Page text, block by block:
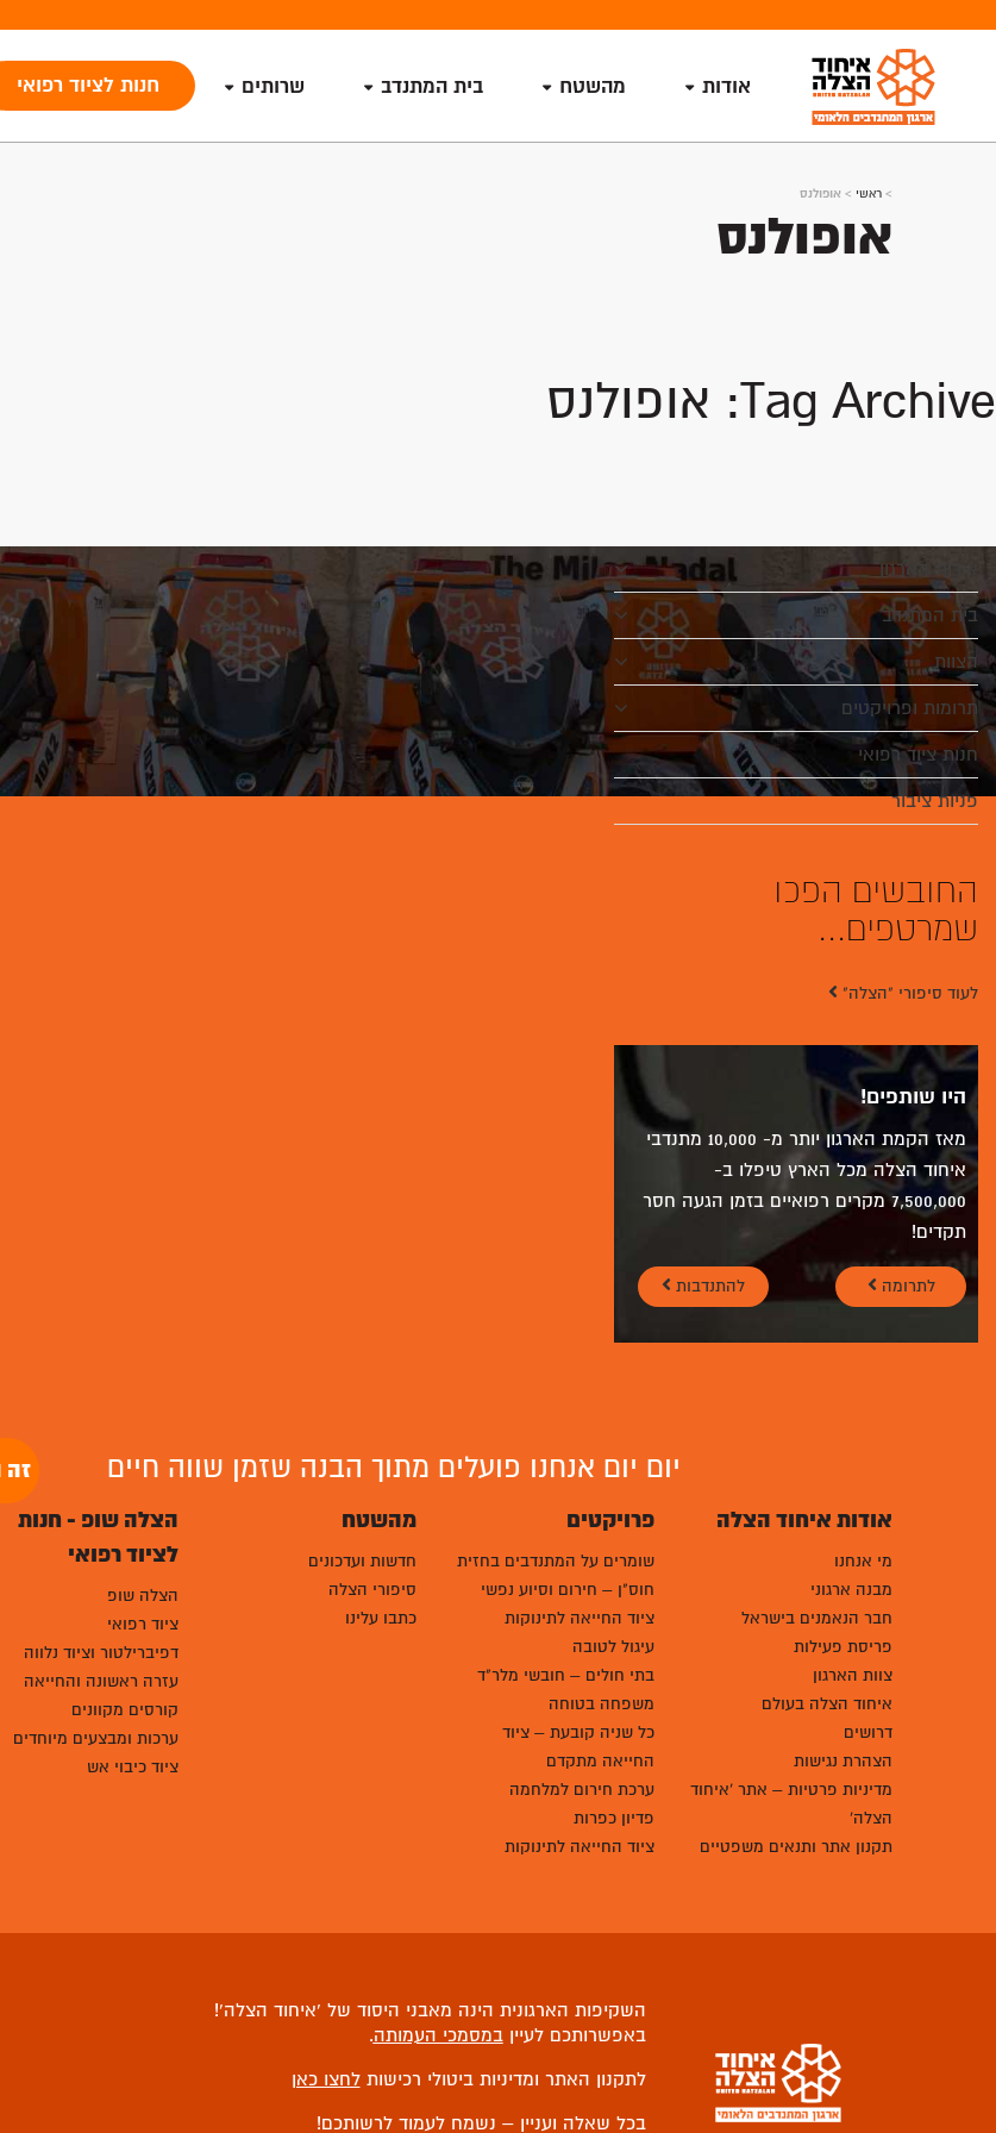
אודות מהשטח בית המתנדב שרותים חנות לציוד רפואי
> ראשי > אופולנס
אופולנס
Tag Archive: אופולנס
אודות הארגון
בית המתנדב
הצוות
תרומות ופרויקטים
חנות ציוד רפואי
פניות ציבור
החובשים הפכו
שמרטפים...
לעוד סיפורי "הצלה"
היו שותפים!
מאז הקמת הארגון יותר מ- 10,000 מתנדבי
איחוד הצלה מכל הארץ טיפלו ב-
7,500,000 מקרים רפואיים בזמן הגעה חסר
תקדים!
לתרומה להתנדבות
יום יום אנחנו פועלים מתוך הבנה שזמן שווה חיים
זה
אודות איחוד הצלה
מי אנחנו
מבנה ארגוני
חבר הנאמנים בישראל
פריסת פעילות
צוות הארגון
איחוד הצלה בעולם
דרושים
הצהרת נגישות
מדיניות פרטיות – אתר 'איחוד
הצלה'
תקנון אתר ותנאים משפטיים
פרויקטים
שומרים על המתנדבים בחזית
חוס"ן – חירום וסיוע נפשי
ציוד החייאה לתינוקות
עיגול לטובה
בתי חולים – חובשי מלר"ד
משפחה בטוחה
כל שניה קובעת – ציוד
החייאה מתקדם
ערכת חירום למלחמה
פדיון כפרות
ציוד החייאה לתינוקות
מהשטח
חדשות ועדכונים
סיפורי הצלה
כתבו עלינו
הצלה שופ - חנות
לציוד רפואי
הצלה שופ
ציוד רפואי
דפיברילטור וציוד נלווה
עזרה ראשונה והחייאה
קורסים מקוונים
ערכות ומבצעים מיוחדים
ציוד כיבוי אש
השקיפות הארגונית הינה מאבני היסוד של ‘איחוד הצלה’!
באפשרותכם לעייןבמסמכי העמותה.
לתקנון האתר ומדיניות ביטולי רכישותלחצו כאן
בכל שאלה ועניין – נשמח לעמוד לרשותכם!